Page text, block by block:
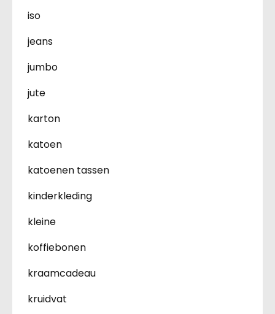
iso
jeans
jumbo
jute
karton
katoen
katoenen tassen
kinderkleding
kleine
koffiebonen
kraamcadeau
kruidvat